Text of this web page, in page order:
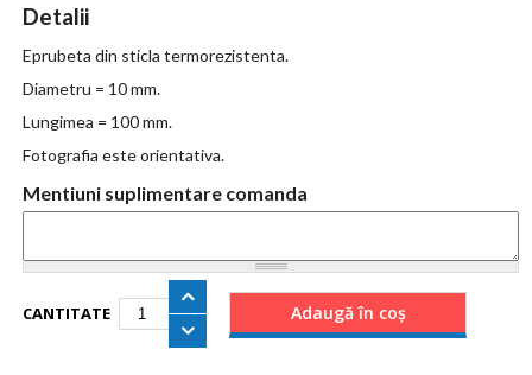
Detalii
Eprubeta din sticla termorezistenta.
Diametru = 10 mm.
Lungimea = 100 mm.
Fotografia este orientativa.
Mentiuni suplimentare comanda
CANTITATE